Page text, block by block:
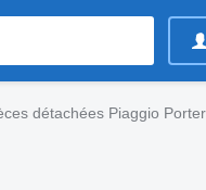
détachées Piaggio